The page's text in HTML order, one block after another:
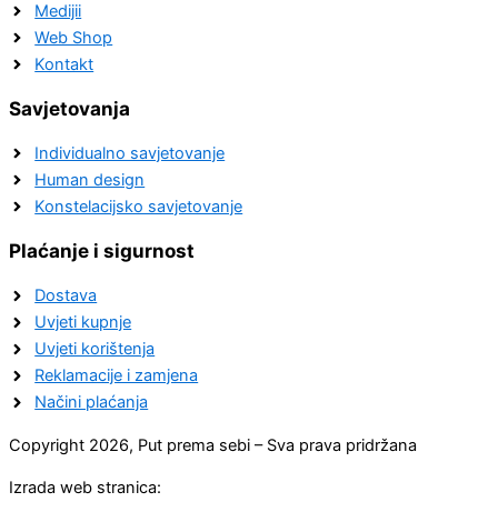
Medijii
Web Shop
Kontakt
Savjetovanja
Individualno savjetovanje
Human design
Konstelacijsko savjetovanje
Plaćanje i sigurnost
Dostava
Uvjeti kupnje
Uvjeti korištenja
Reklamacije i zamjena
Načini plaćanja
Copyright 2026, Put prema sebi – Sva prava pridržana
Izrada web stranica: